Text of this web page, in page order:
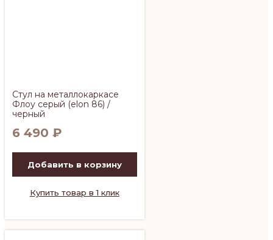
Стул на металлокаркасе
Флоу серый (elon 86) /
черный
6 490 ₽
Добавить в корзину
Купить товар в 1 клик